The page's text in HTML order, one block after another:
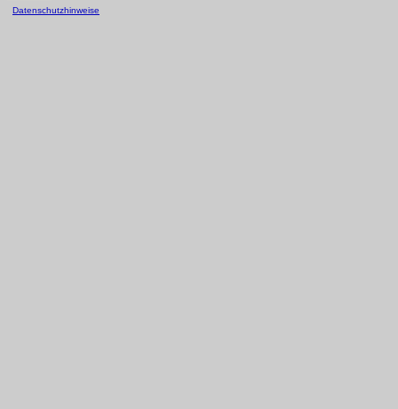
Datenschutzhinweise